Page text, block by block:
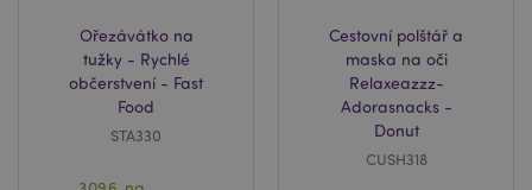
Ořezávátko na
tužky - Rychlé
občerstvení - Fast
Food
STA330
Cestovní polštář a
maska na oči
Relaxeazzz-
Adorasnacks -
Donut
CUSH318